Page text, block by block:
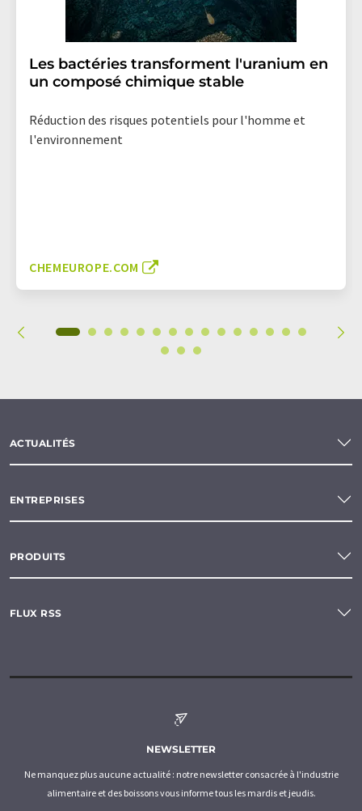
Les bactéries transforment l'uranium en
un composé chimique stable
Réduction des risques potentiels pour l'homme et
l'environnement
CHEMEUROPE.COM
ACTUALITÉS
ENTREPRISES
PRODUITS
FLUX RSS
NEWSLETTER
Ne manquez plus aucune actualité : notre newsletter consacrée à l'industrie
alimentaire et des boissons vous informe tous les mardis et jeudis.